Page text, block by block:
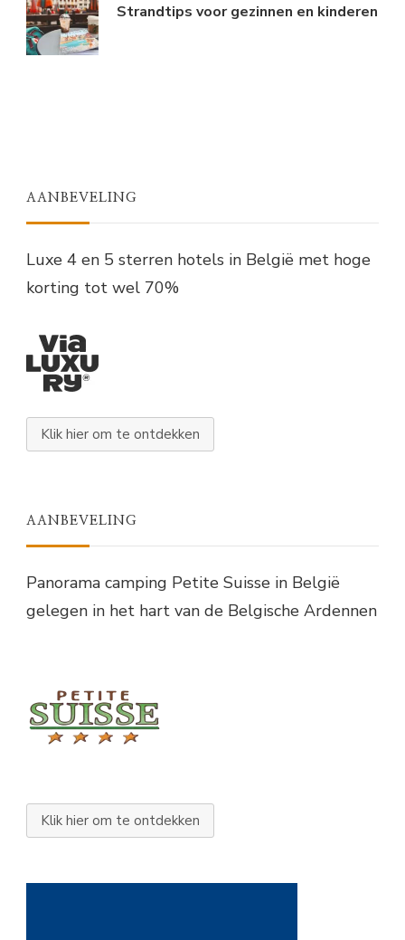
Strandtips voor gezinnen en kinderen
AANBEVELING
Luxe 4 en 5 sterren hotels in België met hoge
korting tot wel 70%
Klik hier om te ontdekken
AANBEVELING
Panorama camping Petite Suisse in België
gelegen in het hart van de Belgische Ardennen
Klik hier om te ontdekken